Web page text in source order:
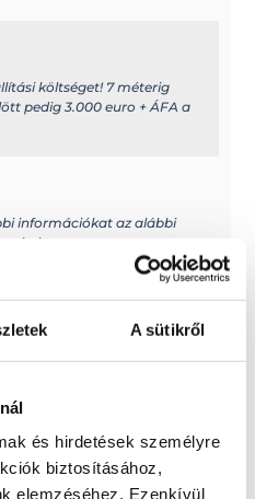
A sütikről
és hirdetések személyre
biztosításához,
elemzéséhez. Ezenkívül
költséget! 7 méterig
pedig 3.000 euro + ÁFA a
információkat az alábbi